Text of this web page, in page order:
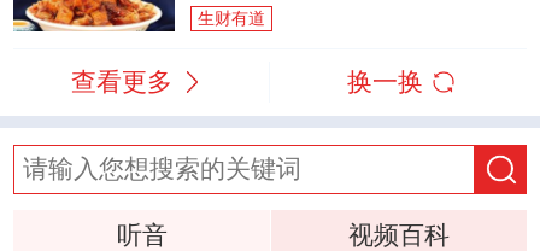
生财有道
查看更多 换一换
听音
视频百科